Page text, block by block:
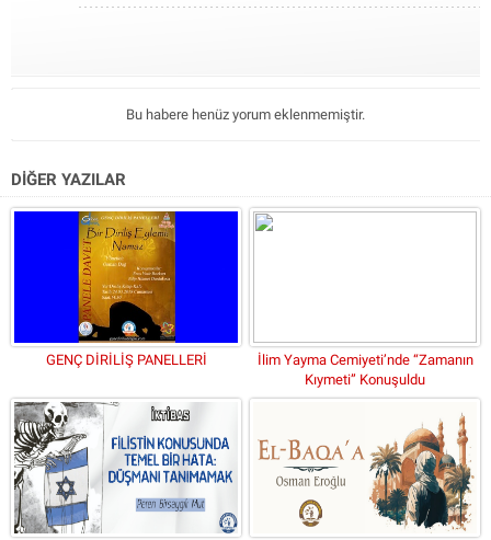
Bu habere henüz yorum eklenmemiştir.
DİĞER YAZILAR
GENÇ DİRİLİŞ PANELLERİ
İlim Yayma Cemiyeti’nde “Zamanın
Kıymeti” Konuşuldu